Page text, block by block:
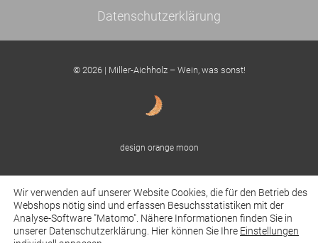
Datenschutzerklärung
© 2026 | Miller-Aichholz – Wein, was sonst!
design orange moon
powered by SCIAM Digitalmedien
Wir verwenden auf unserer Website Cookies, die für den Betrieb des
Webshops nötig sind und erfassen Besuchsstatistiken mit der
Analyse-Software "Matomo". Nähere Informationen finden Sie in
unserer Datenschutzerklärung. Hier können Sie Ihre Einstellungen